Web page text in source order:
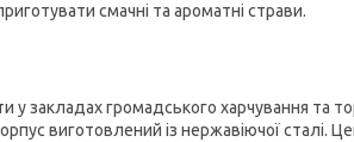
смачні та ароматні страви.
закладах громадського харчування та
виготовлений із нержавіючої сталі.